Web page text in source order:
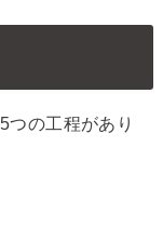
つの工程があり